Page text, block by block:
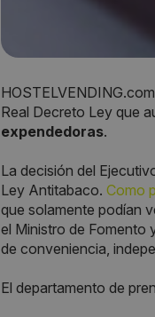
Real Decreto Ley que
expendedoras.
La decisión del
Ley Antitabaco. Como
que solamente podían
el Ministro de Fomento
de conveniencia,
El departamento de